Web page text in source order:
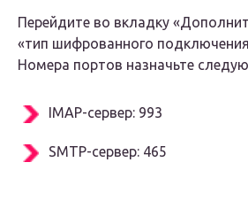
Перейдите во вкладку
«тип шифрованного
Номера портов назначьте
IMAP-сервер: 993
SMTP-сервер: 465